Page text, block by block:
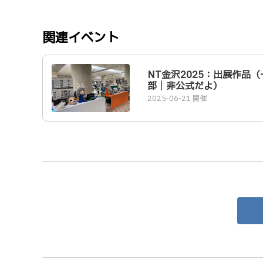
関連イベント
NT金沢2025：出展作品（
部｜非公式だよ）
2025-06-21 開催